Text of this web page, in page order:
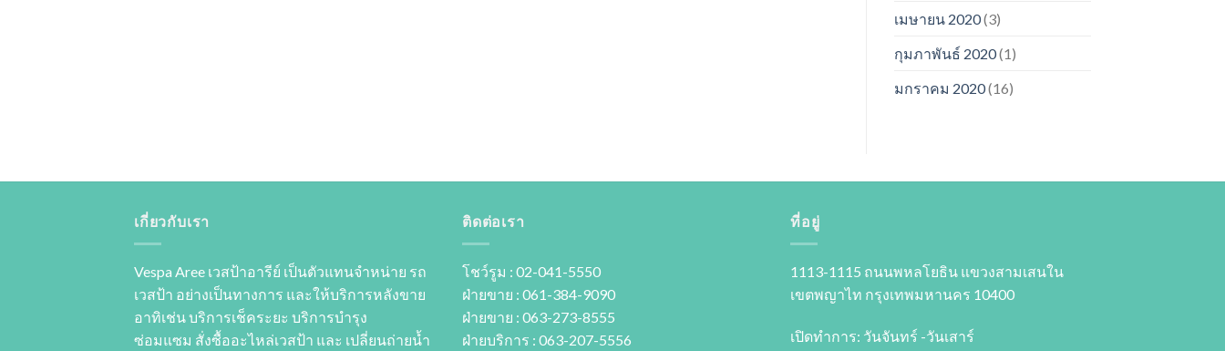
เมษายน 2020(3)
กุมภาพันธ์ 2020(1)
มกราคม 2020(16)
เกี่ยวกับเรา
Vespa Aree เวสป้าอารีย์ เป็นตัวแทนจำหน่าย รถ
เวสป้า อย่างเป็นทางการ และให้บริการหลังขาย
อาทิเช่น บริการเช็คระยะ บริการบำรุง
ซ่อมแซม สั่งซื้ออะไหล่เวสป้า และ เปลี่ยนถ่ายนํ้า
ติดต่อเรา
โชว์รูม : 02-041-5550
ฝ่ายขาย : 061-384-9090
ฝ่ายขาย : 063-273-8555
ฝ่ายบริการ : 063-207-5556
ที่อยู่
1113-1115 ถนนพหลโยธิน แขวงสามเสนใน
เขตพญาไท กรุงเทพมหานคร 10400
เปิดทำการ: วันจันทร์ -วันเสาร์